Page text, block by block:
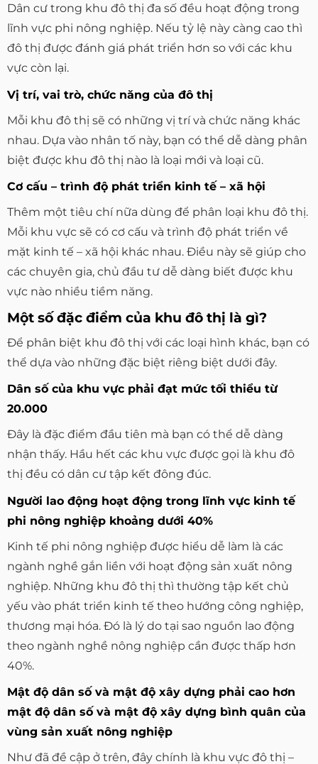
Dân cư trong khu đô thị đa số đều hoạt động trong
lĩnh vực phi nông nghiệp. Nếu tỷ lệ này càng cao thì
đô thị được đánh giá phát triển hơn so với các khu
vực còn lại.
Vị trí, vai trò, chức năng của đô thị
Mỗi khu đô thị sẽ có những vị trí và chức năng khác
nhau. Dựa vào nhân tố này, bạn có thể dễ dàng phân
biệt được khu đô thị nào là loại mới và loại cũ.
Cơ cấu – trình độ phát triển kinh tế – xã hội
Thêm một tiêu chí nữa dùng để phân loại khu đô thị.
Mỗi khu vực sẽ có cơ cấu và trình độ phát triển về
mặt kinh tế – xã hội khác nhau. Điều này sẽ giúp cho
các chuyên gia, chủ đầu tư dễ dàng biết được khu
vực nào nhiều tiềm năng.
Một số đặc điểm của khu đô thị là gì?
Để phân biệt khu đô thị với các loại hình khác, bạn có
thể dựa vào những đặc biệt riêng biệt dưới đây.
Dân số của khu vực phải đạt mức tối thiểu từ
20.000
Đây là đặc điểm đầu tiên mà bạn có thể dễ dàng
nhận thấy. Hầu hết các khu vực được gọi là khu đô
thị đều có dân cư tập kết đông đúc.
Người lao động hoạt động trong lĩnh vực kinh tế
phi nông nghiệp khoảng dưới 40%
Kinh tế phi nông nghiệp được hiểu dễ làm là các
ngành nghề gắn liền với hoạt động sản xuất nông
nghiệp. Những khu đô thị thì thường tập kết chủ
yếu vào phát triển kinh tế theo hướng công nghiệp,
thương mại hóa. Đó là lý do tại sao nguồn lao động
theo ngành nghề nông nghiệp cần được thấp hơn
40%.
Mật độ dân số và mật độ xây dựng phải cao hơn
mật độ dân số và mật độ xây dựng bình quân của
vùng sản xuất nông nghiệp
Như đã đề cập ở trên, đây chính là khu vực đô thị –